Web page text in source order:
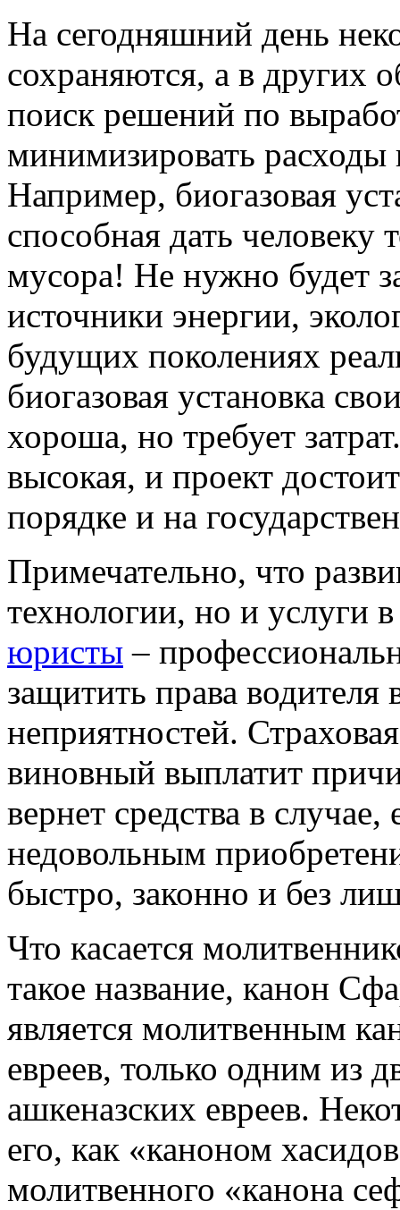
На сегодняшний день
сохраняются, а в других
поиск решений по
минимизировать расходы
Например, биогазовая
способная дать человеку
мусора! Не нужно будет
источники энергии,
будущих поколениях
биогазовая установка
хороша, но требует
высокая, и проект
порядке и на
Примечательно, что
технологии, но и услуги
юристы –
защитить права
неприятностей.
виновный выплатит
вернет средства в
недовольным
быстро, законно и без
Что касается
такое название, канон
является молитвенным
евреев, только одним из
ашкеназских евреев.
его, как «каноном
молитвенного «канона